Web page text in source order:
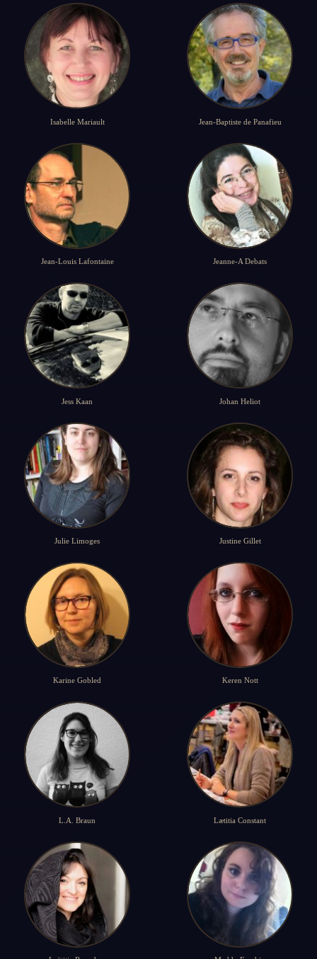
Isabelle Mariault Jean-Baptiste de Panafieu
Jean-Louis Lafontaine Jeanne-A Debats
Jess Kaan Johan Heliot
Julie Limoges Justine Gillet
Karine Gobled Keren Nott
L.A. Braun Lætitia Constant